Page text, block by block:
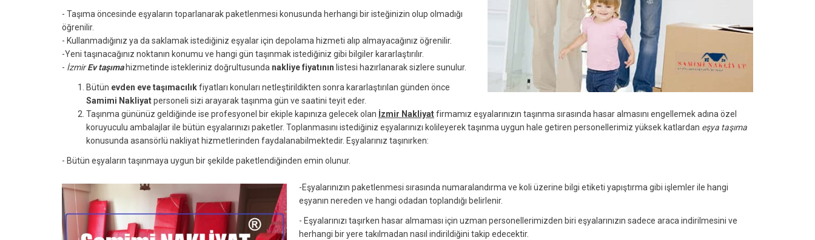
- Taşıma öncesinde eşyaların toparlanarak paketlenmesi konusunda herhangi bir isteğinizin olup olmadığı
öğrenilir.
- Kullanmadığınız ya da saklamak istediğiniz eşyalar için depolama hizmeti alıp almayacağınız öğrenilir.
-Yeni taşınacağınız noktanın konumu ve hangi gün taşınmak istediğiniz gibi bilgiler kararlaştırılır.
- İzmirEv taşımahizmetinde istekleriniz doğrultusunda nakliye fiyatının listesi hazırlanarak sizlere sunulur.
Bütün evden eve taşımacılıkfiyatları konuları netleştirildikten sonra kararlaştırılan günden önce
Samimi Nakliyatpersoneli sizi arayarak taşınma gün ve saatini teyit eder.
Taşınma gününüz geldiğinde ise profesyonel bir ekiple kapınıza gelecek olan İzmir Nakliyatfirmamız eşyalarınızın taşınma sırasında hasar almasını engellemek adına özel
koruyuculu ambalajlar ile bütün eşyalarınızı paketler. Toplanmasını istediğiniz eşyalarınızı kolileyerek taşınma uygun hale getiren personellerimiz yüksek katlardan eşya taşıma
konusunda asansörlü nakliyat hizmetlerinden faydalanabilmektedir. Eşyalarınız taşınırken:
- Bütün eşyaların taşınmaya uygun bir şekilde paketlendiğinden emin olunur.
-Eşyalarınızın paketlenmesi sırasında numaralandırma ve koli üzerine bilgi etiketi yapıştırma gibi işlemler ile hangi
eşyanın nereden ve hangi odadan toplandığı belirlenir.
- Eşyalarınızı taşırken hasar almaması için uzman personellerimizden biri eşyalarınızın sadece araca indirilmesini ve
herhangi bir yere takılmadan nasıl indirildiğini takip edecektir.